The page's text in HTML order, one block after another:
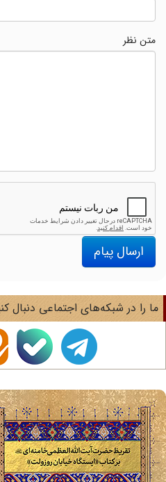
متن نظر
ارسال پیام
را در شبکه‌های اجتماعی دنبال کنید